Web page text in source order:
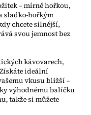
– mírně hořkou,
sladko-hořkým
chcete silnější,
svou jemnost bez
kávovarech,
ideální
vkusu bližší –
výhodnému balíčku
takže si můžete